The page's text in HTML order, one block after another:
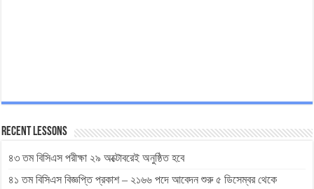
Recent Lessons
৪৩ তম বিসিএস পরীক্ষা ২৯ অক্টোবরেই অনুষ্ঠিত হবে
৪১ তম বিসিএস বিজ্ঞপ্তি প্রকাশ – ২১৬৬ পদে আবেদন শুরু ৫ ডিসেম্বর থেকে